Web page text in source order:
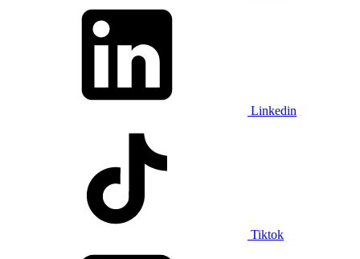
Linkedin
Tiktok